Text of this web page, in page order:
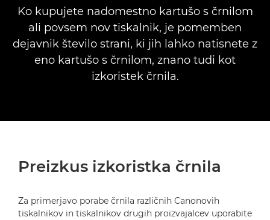
Ko kupujete nadomestno kartušo s črnilom
ali povsem nov tiskalnik, je pomemben
dejavnik število strani, ki jih lahko natisnete z
eno kartušo s črnilom, znano tudi kot
izkoristek črnila.
Preizkus izkoristka črnila
Za primerjavo porabe črnila različnih Canonovih
tiskalnikov in tiskalnikov drugih proizvajalcev uporabite